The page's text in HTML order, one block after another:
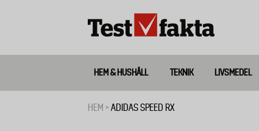
Huvudmeny
ny
HEM & HUSHÅLL TEKNIK LIVSMEDEL
HEM ADIDAS SPEED RX